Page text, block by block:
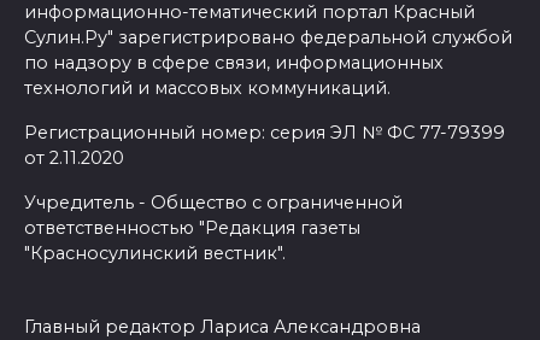
информационно-тематический портал Красный
Сулин.Ру" зарегистрировано федеральной службой
по надзору в сфере связи, информационных
технологий и массовых коммуникаций.
Регистрационный номер: серия ЭЛ № ФС 77-79399
от 2.11.2020
Учредитель - Общество с ограниченной
ответственностью "Редакция газеты
"Красносулинский вестник".
Главный редактор Лариса Александровна